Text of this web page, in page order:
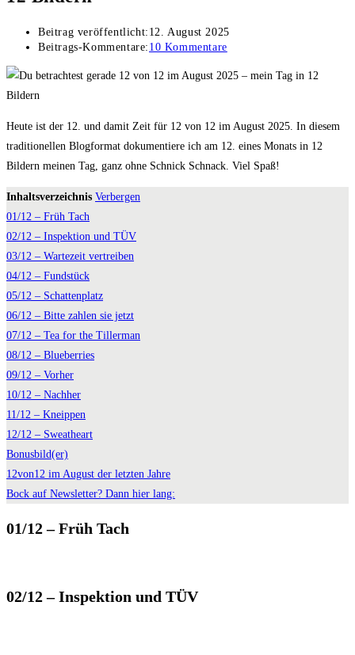
Beitrag veröffentlicht: 12. August 2025
Beitrags-Kommentare: 10 Kommentare
Heute ist der 12. und damit Zeit für 12 von 12 im August 2025. In diesem
traditionellen Blogformat dokumentiere ich am 12. eines Monats in 12
Bildern meinen Tag, ganz ohne Schnick Schnack. Viel Spaß!
Inhaltsverzeichnis Verbergen
01/12 – Früh Tach
02/12 – Inspektion und TÜV
03/12 – Wartezeit vertreiben
04/12 – Fundstück
05/12 – Schattenplatz
06/12 – Bitte zahlen sie jetzt
07/12 – Tea for the Tillerman
08/12 – Blueberries
09/12 – Vorher
10/12 – Nachher
11/12 – Kneippen
12/12 – Sweatheart
Bonusbild(er)
12von12 im August der letzten Jahre
Bock auf Newsletter? Dann hier lang:
01/12 – Früh Tach
02/12 – Inspektion und TÜV